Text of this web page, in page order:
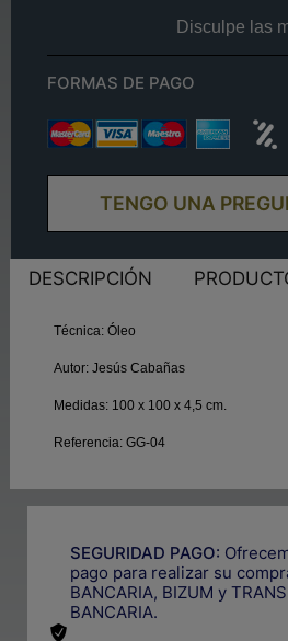
Disculpe las
FORMAS DE PAGO
TENGO UNA
DESCRIPCIÓN
Técnica: Óleo
Autor: Jesús Cabañas
Medidas: 100 x 100 x 4,5 cm.
Referencia: GG-04
SEGURIDAD PAGO:
pago para realizar su
BANCARIA, BIZUM y
BANCARIA.